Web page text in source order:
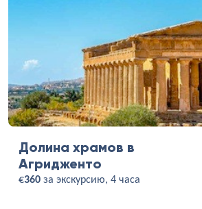
Долина храмов в
Агридженто
€360 за экскурсию, 4 часа